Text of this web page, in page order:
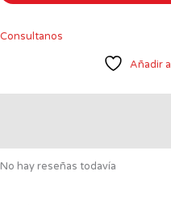
Consultanos
Añadir
No hay reseñas todavía